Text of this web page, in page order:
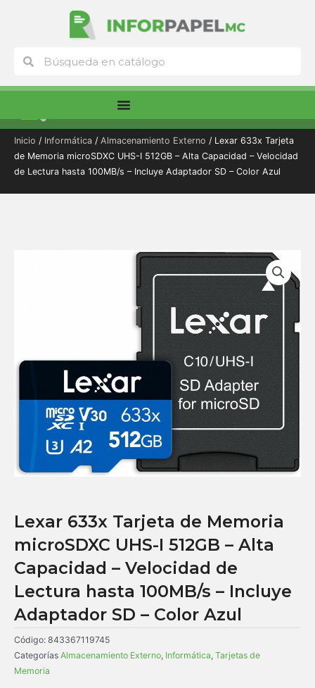
Buscar
Inicio / Informática / Almacenamiento Externo / Lexar 633x Tarjeta
de Memoria microSDXC UHS-I 512GB – Alta Capacidad – Velocidad
de Lectura hasta 100MB/s – Incluye Adaptador SD – Color Azul
Lexar 633x Tarjeta de Memoria
microSDXC UHS-I 512GB – Alta
Capacidad – Velocidad de
Lectura hasta 100MB/s – Incluye
Adaptador SD – Color Azul
Código: 843367119745
Categorías Almacenamiento Externo, Informática, Tarjetas de
Memoria